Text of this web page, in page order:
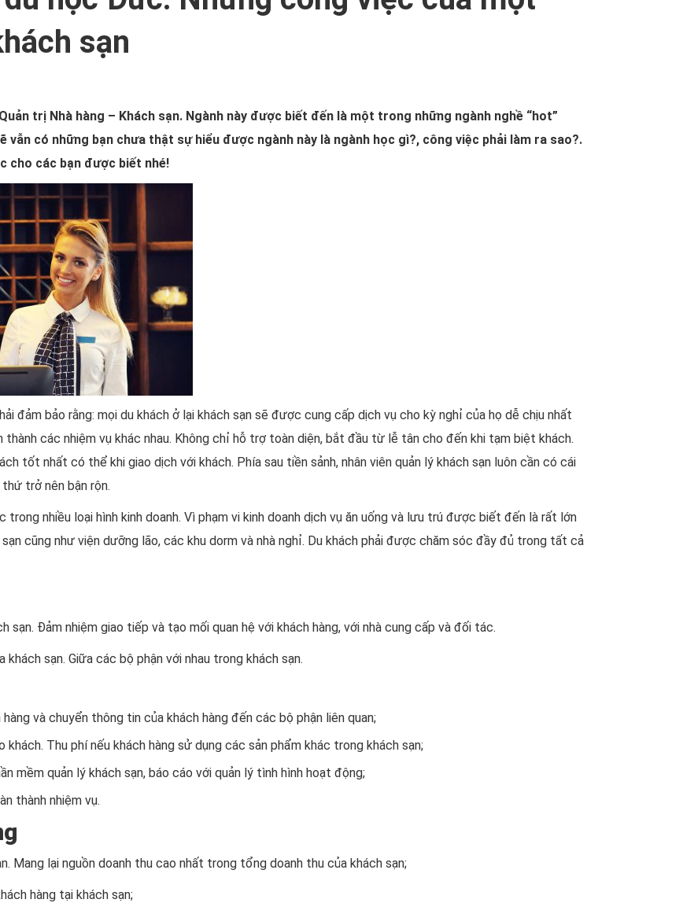
sạn
trị Nhà hàng – Khách sạn. Ngành này được biết đến là một trong những ngành nghề “hot”
vẫn có những bạn chưa thật sự hiểu được ngành này là ngành học gì?, công việc phải làm ra sao?.
cho các bạn được biết nhé!
đảm bảo rằng: mọi du khách ở lại khách sạn sẽ được cung cấp dịch vụ cho kỳ nghỉ của họ dễ chịu nhất
thành các nhiệm vụ khác nhau. Không chỉ hỗ trợ toàn diện, bắt đầu từ lễ tân cho đến khi tạm biệt khách.
tốt nhất có thể khi giao dịch với khách. Phía sau tiền sảnh, nhân viên quản lý khách sạn luôn cần có cái
trở nên bận rộn.
trong nhiều loại hình kinh doanh. Vì phạm vi kinh doanh dịch vụ ăn uống và lưu trú được biết đến là rất lớn
cũng như viện dưỡng lão, các khu dorm và nhà nghỉ. Du khách phải được chăm sóc đầy đủ trong tất cả
sạn. Đảm nhiệm giao tiếp và tạo mối quan hệ với khách hàng, với nhà cung cấp và đối tác.
sạn. Giữa các bộ phận với nhau trong khách sạn.
và chuyển thông tin của khách hàng đến các bộ phận liên quan;
Thu phí nếu khách hàng sử dụng các sản phẩm khác trong khách sạn;
mềm quản lý khách sạn, báo cáo với quản lý tình hình hoạt động;
thành nhiệm vụ.
Mang lại nguồn doanh thu cao nhất trong tổng doanh thu của khách sạn;
hàng tại khách sạn;